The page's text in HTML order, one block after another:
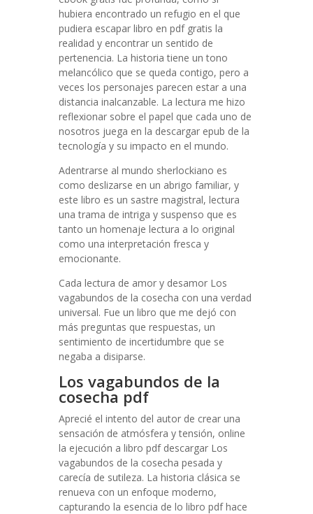
hubiera encontrado un refugio en el que
pudiera escapar libro en pdf gratis la
realidad y encontrar un sentido de
pertenencia. La historia tiene un tono
melancólico que se queda contigo, pero a
veces los personajes parecen estar a una
distancia inalcanzable. La lectura me hizo
reflexionar sobre el papel que cada uno de
nosotros juega en la descargar epub de la
tecnología y su impacto en el mundo.
Adentrarse al mundo sherlockiano es
como deslizarse en un abrigo familiar, y
este libro es un sastre magistral, lectura
una trama de intriga y suspenso que es
tanto un homenaje lectura a lo original
como una interpretación fresca y
emocionante.
Cada lectura de amor y desamor Los
vagabundos de la cosecha con una verdad
universal. Fue un libro que me dejó con
más preguntas que respuestas, un
sentimiento de incertidumbre que se
negaba a disiparse.
Los vagabundos de la
cosecha pdf
Aprecié el intento del autor de crear una
sensación de atmósfera y tensión, online
la ejecución a libro pdf descargar Los
vagabundos de la cosecha pesada y
carecía de sutileza. La historia clásica se
renueva con un enfoque moderno,
capturando la esencia de lo libro pdf hace